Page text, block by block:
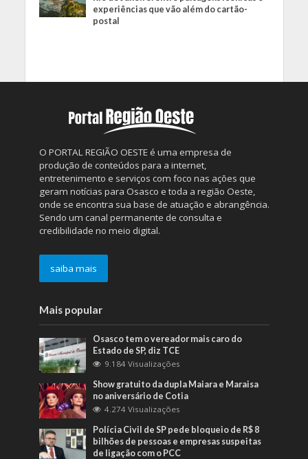
experiências que vão além do cartão-
postal
O PORTAL REGIÃO OESTE é uma empresa de
produção de conteúdos para a internet,
entretenimento e serviços com foco nas ações que
geram notícias para Osasco e toda a região Oeste,
onde se encontra sua base de atuação e abrangência.
Sendo um canal permanente de consulta e
credibilidade no meio digital.
saiba mais
Mais popular
Osasco tem o vereador mais caro do
Estado de SP, diz TCE
9.184 Visualizações
Show gratuito da dupla Maiara e Maraisa
no aniversário de Cotia
4.274 Visualizações
Polícia Civil de SP pede bloqueio de R$ 8
bilhões de pessoas e empresas suspeitas
de ligação com o PCC